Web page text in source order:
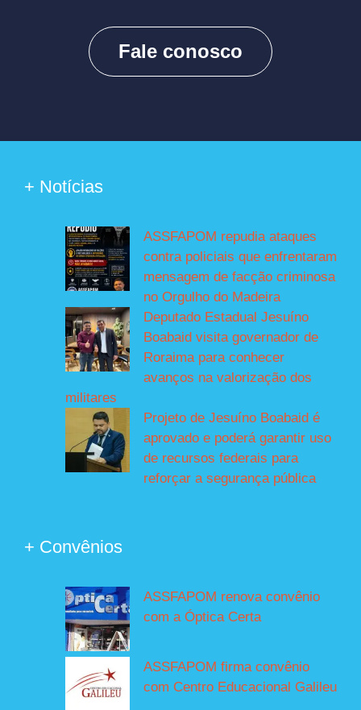
Fale conosco
+ Notícias
ASSFAPOM repudia ataques
contra policiais que enfrentaram
mensagem de facção criminosa
no Orgulho do Madeira
Deputado Estadual Jesuíno
Boabaid visita governador de
Roraima para conhecer
avanços na valorização dos
militares
Projeto de Jesuíno Boabaid é
aprovado e poderá garantir uso
de recursos federais para
reforçar a segurança pública
+ Convênios
ASSFAPOM renova convênio
com a Óptica Certa
ASSFAPOM firma convênio
com Centro Educacional Galileu